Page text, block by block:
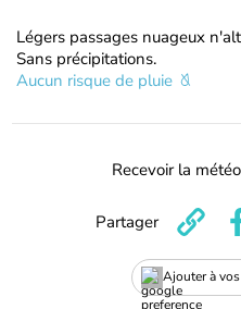
Légers passages nuageux
Sans précipitations.
Aucun risque de pluie
Recevoir la
Ajouter à
Partager